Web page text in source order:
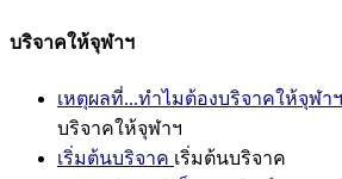
บริจาคให้จุฬาฯ
เหตุผลที่...ทำไมต้องบริจาคให้จุฬาฯ
บริจาคให้จุฬาฯ
เริ่มต้นบริจาค เริ่มต้นบริจาค